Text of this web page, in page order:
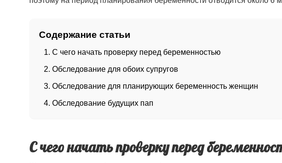
Содержание статьи
С чего начать проверку перед беременностью
Обследование для обоих супругов
Обследование для планирующих беременность женщин
Обследование будущих пап
С чего начать проверку перед